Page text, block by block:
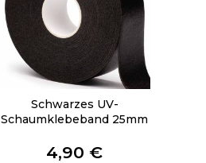
Schwarzes UV-
Schaumklebeband 25mm
4,90 €